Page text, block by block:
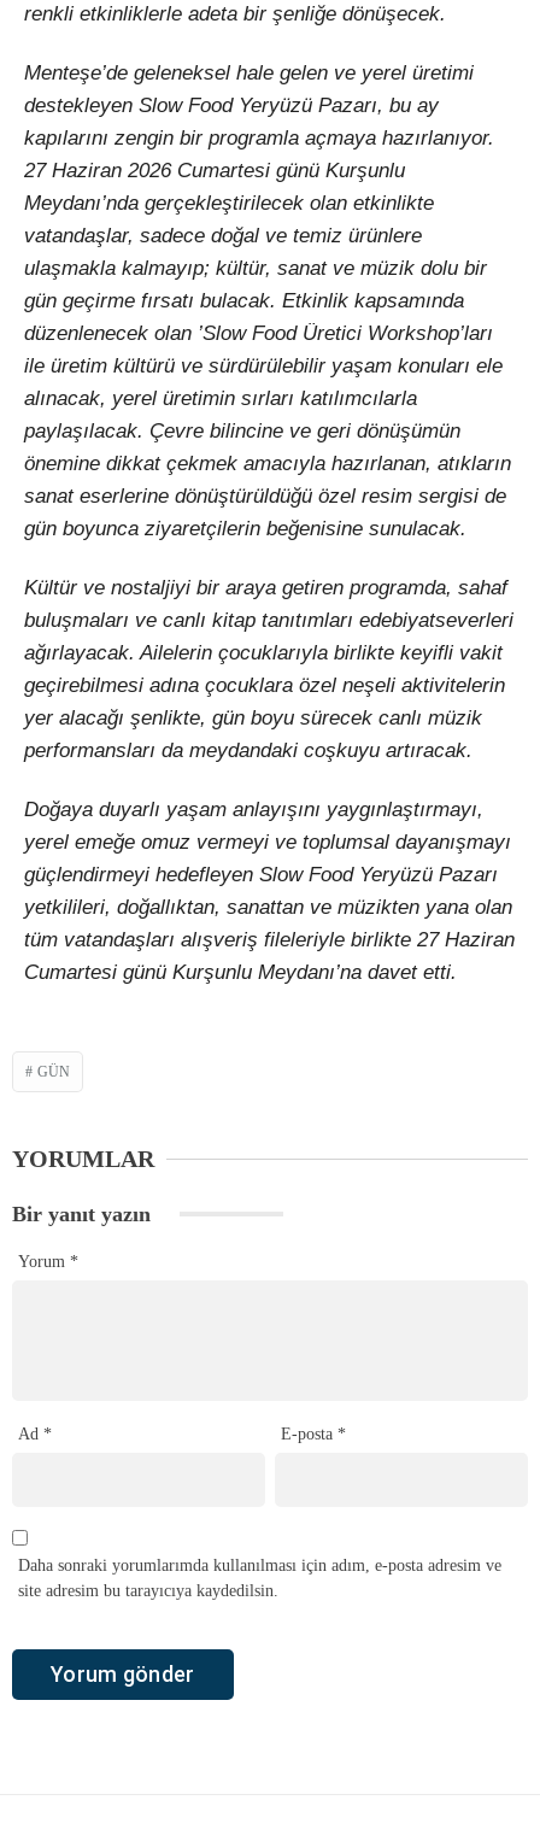
renkli etkinliklerle adeta bir şenliğe dönüşecek.
Menteşe’de geleneksel hale gelen ve yerel üretimi
destekleyen Slow Food Yeryüzü Pazarı, bu ay
kapılarını zengin bir programla açmaya hazırlanıyor.
27 Haziran 2026 Cumartesi günü Kurşunlu
Meydanı’nda gerçekleştirilecek olan etkinlikte
vatandaşlar, sadece doğal ve temiz ürünlere
ulaşmakla kalmayıp; kültür, sanat ve müzik dolu bir
gün geçirme fırsatı bulacak. Etkinlik kapsamında
düzenlenecek olan ’Slow Food Üretici Workshop’ları
ile üretim kültürü ve sürdürülebilir yaşam konuları ele
alınacak, yerel üretimin sırları katılımcılarla
paylaşılacak. Çevre bilincine ve geri dönüşümün
önemine dikkat çekmek amacıyla hazırlanan, atıkların
sanat eserlerine dönüştürüldüğü özel resim sergisi de
gün boyunca ziyaretçilerin beğenisine sunulacak.
Kültür ve nostaljiyi bir araya getiren programda, sahaf
buluşmaları ve canlı kitap tanıtımları edebiyatseverleri
ağırlayacak. Ailelerin çocuklarıyla birlikte keyifli vakit
geçirebilmesi adına çocuklara özel neşeli aktivitelerin
yer alacağı şenlikte, gün boyu sürecek canlı müzik
performansları da meydandaki coşkuyu artıracak.
Doğaya duyarlı yaşam anlayışını yaygınlaştırmayı,
yerel emeğe omuz vermeyi ve toplumsal dayanışmayı
güçlendirmeyi hedefleyen Slow Food Yeryüzü Pazarı
yetkilileri, doğallıktan, sanattan ve müzikten yana olan
tüm vatandaşları alışveriş fileleriyle birlikte 27 Haziran
Cumartesi günü Kurşunlu Meydanı’na davet etti.
GÜN
YORUMLAR
Bir yanıt yazın
Yorum *
Ad * E-posta *
Daha sonraki yorumlarımda kullanılması için adım, e-posta adresim ve
site adresim bu tarayıcıya kaydedilsin.